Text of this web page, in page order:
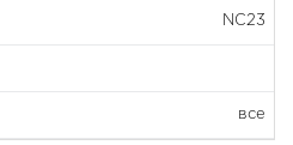
NC23
все